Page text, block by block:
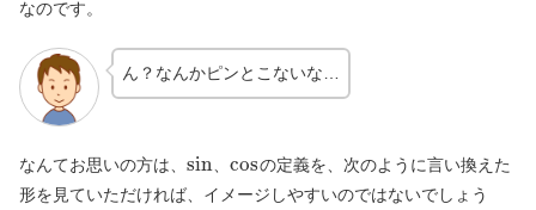
なのです。
ん？なんかピンとこないな…
なんてお思いの方は、 sin 、cosの定義を、次のように言い換えた
形を見ていただければ、イメージしやすいのではないでしょう